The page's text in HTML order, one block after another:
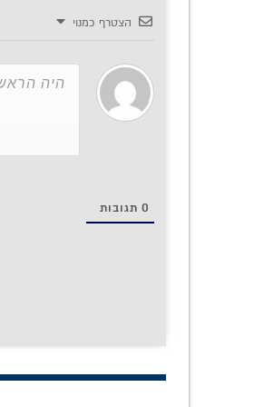
הצטרף כמנוי
0 תגובות